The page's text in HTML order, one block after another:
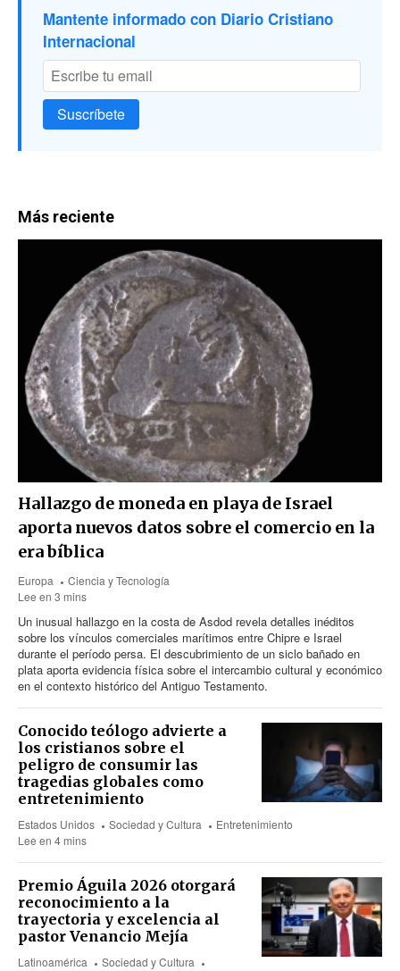
Mantente informado con Diario Cristiano
Internacional
Suscríbete
Más reciente
Hallazgo de moneda en playa de Israel
aporta nuevos datos sobre el comercio en la
era bíblica
Europa
Ciencia y Tecnología
Lee en 3 mins
Un inusual hallazgo en la costa de Asdod revela detalles inéditos
sobre los vínculos comerciales marítimos entre Chipre e Israel
durante el período persa. El descubrimiento de un siclo bañado en
plata aporta evidencia física sobre el intercambio cultural y económico
en el contexto histórico del Antiguo Testamento.
Conocido teólogo advierte a
los cristianos sobre el
peligro de consumir las
tragedias globales como
entretenimiento
Estados Unidos Sociedad y Cultura
Entretenimiento
Lee en 4 mins
Premio Águila 2026 otorgará
reconocimiento a la
trayectoria y excelencia al
pastor Venancio Mejía
Latinoamérica
Sociedad y Cultura